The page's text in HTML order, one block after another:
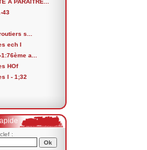
A PARAITRE...
43
s...
ech I
a...
HOf
I - 1;32
: